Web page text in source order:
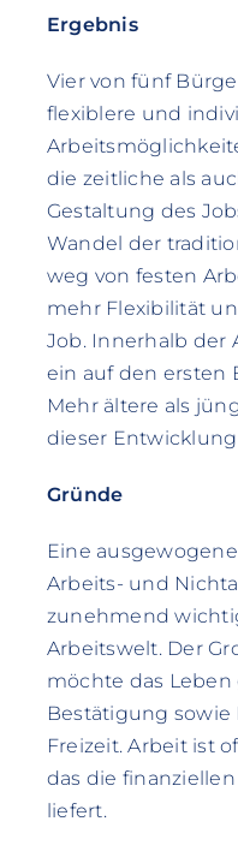
Ergebnis
Vier von fünf
flexiblere und
die zeitliche als
Gestaltung des
Wandel der
weg von festen
mehr Flexibilität
Job. Innerhalb der
ein auf den ersten
Mehr ältere als
dieser Entwicklung
Gründe
Eine
Arbeits- und
zunehmend
Arbeitswelt. Der
möchte das
Bestätigung
Freizeit. Arbeit ist
das die
liefert.